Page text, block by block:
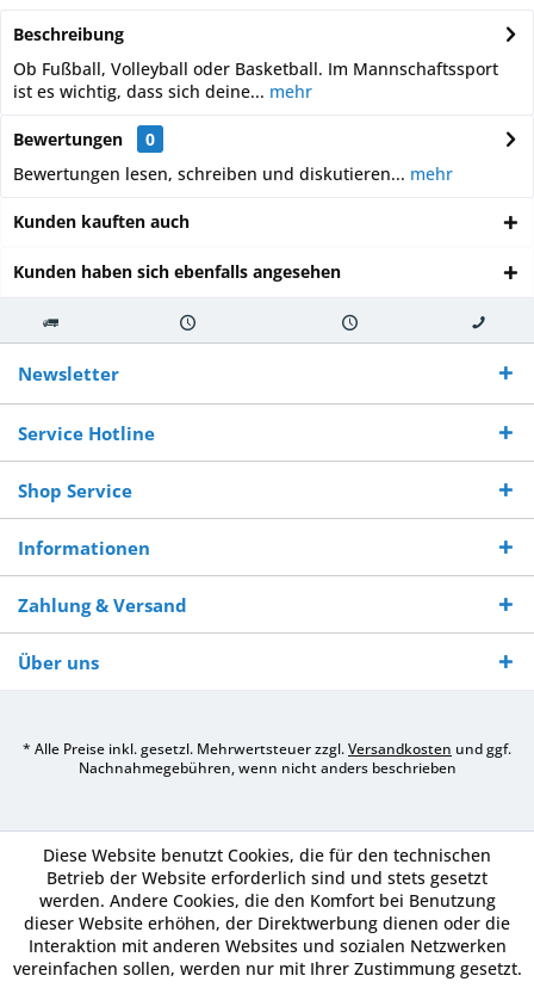
Beschreibung
Ob Fußball, Volleyball oder Basketball. Im Mannschaftssport
ist es wichtig, dass sich deine... mehr
Bewertungen
0
Bewertungen lesen, schreiben und diskutieren... mehr
Kunden kauften auch
Kunden haben sich ebenfalls angesehen
Kostenloser
Versand ab €
250,-
Versand innerhalb von Versand von So erreichen
Sie uns 0160
970 511 90
Newsletter
Service Hotline
Shop Service
Informationen
Zahlung & Versand
Über uns
* Alle Preise inkl. gesetzl. Mehrwertsteuer zzgl.Versandkosten und ggf.
Nachnahmegebühren, wenn nicht anders beschrieben
Diese Website benutzt Cookies, die für den technischen
Betrieb der Website erforderlich sind und stets gesetzt
werden. Andere Cookies, die den Komfort bei Benutzung
dieser Website erhöhen, der Direktwerbung dienen oder die
Interaktion mit anderen Websites und sozialen Netzwerken
vereinfachen sollen, werden nur mit Ihrer Zustimmung gesetzt.